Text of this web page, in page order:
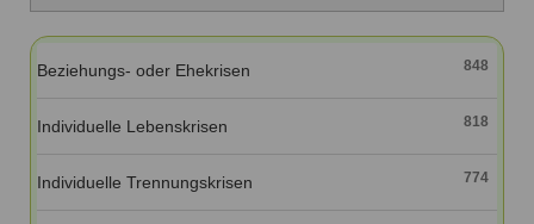
Qualitätssicherung
Qualität unserer Therapeuten
Familienthemen
Ausbildungsinstitute
Liste der Fachverbände
Benutzername*
Links
Formular zur Registrierung
Beziehungs- oder Ehekrisen 848
Individuelle Lebenskrisen 818
Individuelle Trennungskrisen 774